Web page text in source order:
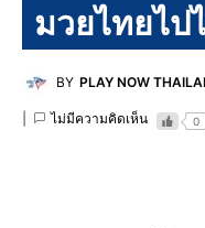
มวยไทยไป
BY PLAY NOW
ไม่มีความคิดเห็น 0